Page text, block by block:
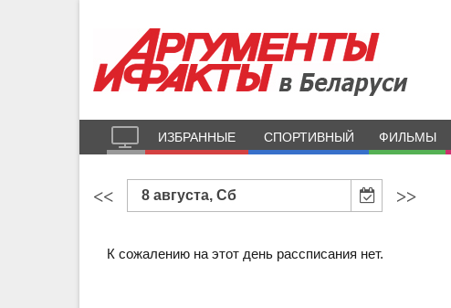
ИЗБРАННЫЕ СПОРТИВНЫЙ ФИЛЬМЫ
<< 8 августа, Сб >>
К сожалению на этот день рассписания нет.